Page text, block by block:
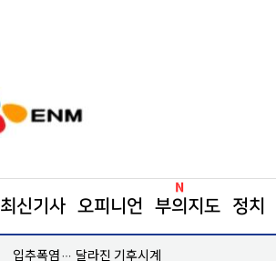
최신기사 오피니언 부의지도 정치
입추폭염… 달라진 기후시계